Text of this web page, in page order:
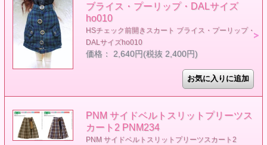
ブライス・プーリップ・DALサイズ
ho010
HSチェック前開きスカート ブライス・プーリップ・
DALサイズho010
価格： 2,640円(税抜 2,400円)
PNM サイドベルトスリットプリーツス
カート2 PNM234
PNM サイドベルトスリットプリーツスカート2